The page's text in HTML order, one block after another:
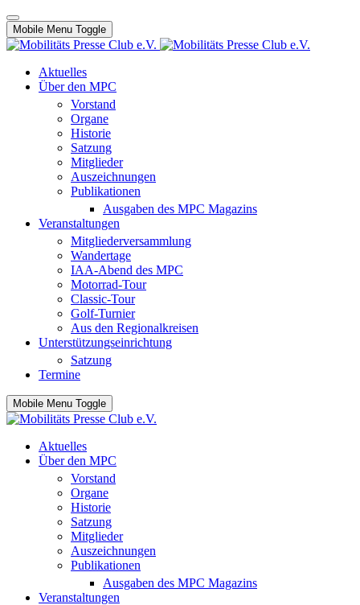
Mobile Menu Toggle
Aktuelles
Über den MPC
Vorstand
Organe
Historie
Satzung
Mitglieder
Auszeichnungen
Publikationen
Ausgaben des MPC Magazins
Veranstaltungen
Mitgliederversammlung
Wandertage
IAA-Abend des MPC
Motorrad-Tour
Classic-Tour
Golf-Turnier
Aus den Regionalkreisen
Unterstützungseinrichtung
Satzung
Termine
Mobile Menu Toggle
Aktuelles
Über den MPC
Vorstand
Organe
Historie
Satzung
Mitglieder
Auszeichnungen
Publikationen
Ausgaben des MPC Magazins
Veranstaltungen